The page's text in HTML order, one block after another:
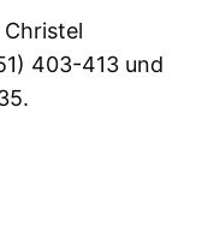
403-413 und